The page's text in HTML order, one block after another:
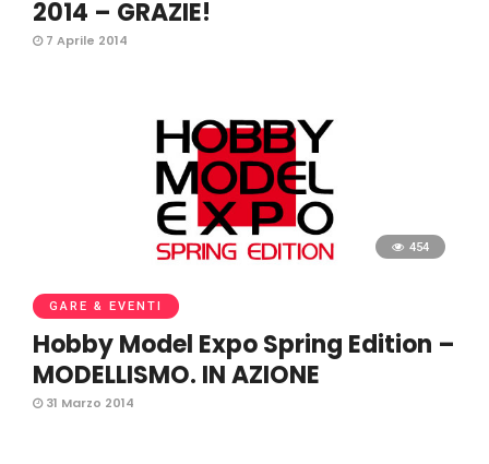
2014 – GRAZIE!
7 Aprile 2014
454
GARE & EVENTI
Hobby Model Expo Spring Edition –
MODELLISMO. IN AZIONE
31 Marzo 2014